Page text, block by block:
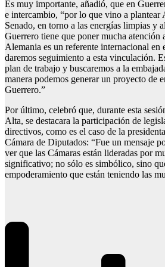
Es muy importante, añadió, que en
e intercambio, “por lo que vino a plantear
Senado, en torno a las energías limpias y
Guerrero tiene que poner mucha
Alemania es un referente internacional en
daremos seguimiento a esta vinculación.
plan de trabajo y buscaremos a la
manera podemos generar un proyecto de
Guerrero.”
Por último, celebró que, durante esta
Alta, se destacara la participación de
directivos, como es el caso de la
Cámara de Diputados: “Fue un mensaje
ver que las Cámaras están lideradas por
significativo; no sólo es simbólico, sino
empoderamiento que están teniendo las